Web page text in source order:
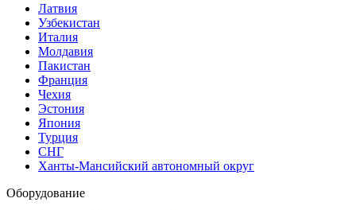
Латвия
Узбекистан
Италия
Молдавия
Пакистан
Франция
Чехия
Эстония
Япония
Турция
СНГ
Ханты-Мансийский автономный округ
Оборудование